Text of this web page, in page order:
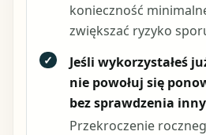
konieczność
zwiększać ryzyko
✓
Jeśli wykorzystałeś
nie powołuj się
bez sprawdzenia
Przekroczenie